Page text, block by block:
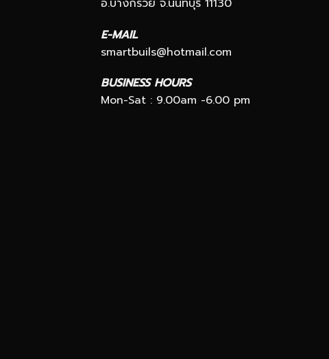
อ.บางกรวย จ.นนทบุรี 11130
E-MAIL
smartbuils@hotmail.com
BUSINESS HOURS
Mon-Sat : 9.00am -6.00 pm